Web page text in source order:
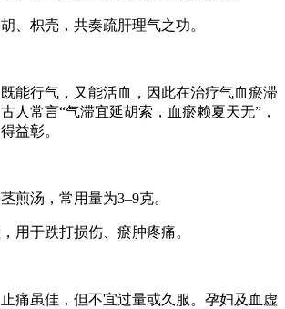
胡、枳壳，共奏疏肝理气之功。
能行气，又能活血，因此在治疗气血瘀滞
人常言“气滞宜延胡索，血瘀赖夏天无”，
益彰。
煎汤，常用量为3–9克。
用于跌打损伤、瘀肿疼痛。
痛虽佳，但不宜过量或久服。孕妇及血虚